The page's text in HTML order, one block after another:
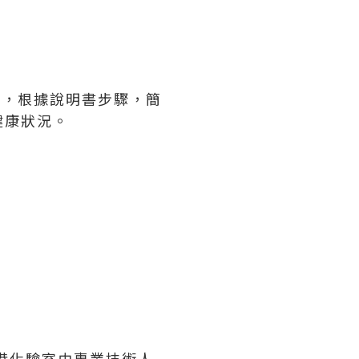
根據說明書步驟，簡
狀況。